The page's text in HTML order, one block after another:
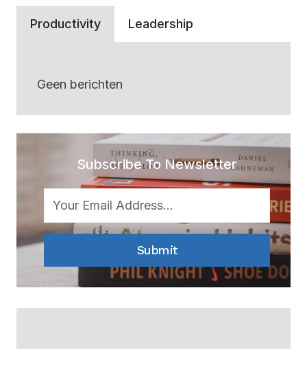
Productivity Leadership
Geen berichten
Subscribe To Newsletter
Submit